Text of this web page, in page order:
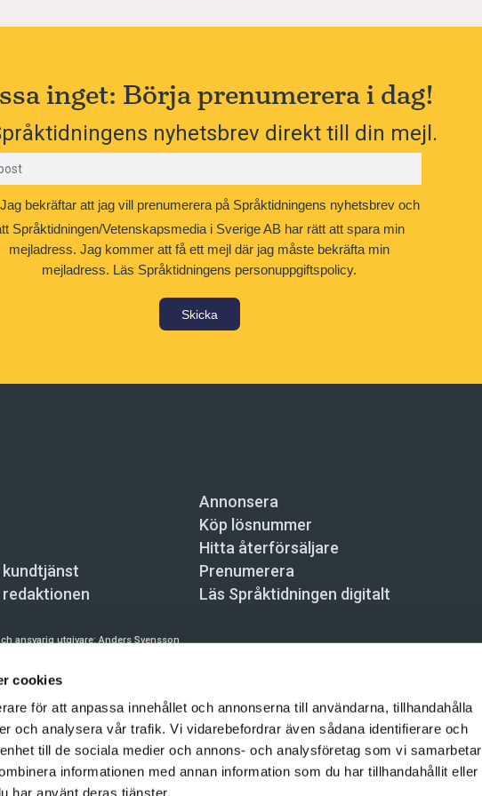
cookies
för att anpassa innehållet och annonserna till användarna, tillhandahålla
och analysera vår trafik. Vi vidarebefordrar även sådana identifierare och
till de sociala medier och annons- och analysföretag som vi samarbetar
informationen med annan information som du har tillhandahållit eller
har använt deras tjänster.
inget: Börja prenumerera i dag!
nyhetsbrev direkt till din mejl.
Jag bekräftar att jag vill prenumerera på Språktidningens nyhetsbrev och
Språktidningen/Vetenskapsmedia i Sverige AB har rätt att spara min
mejladress. Jag kommer att få ett mejl där jag måste bekräfta min
mejladress. Läs Språktidningens personuppgiftspolicy.
Skicka
Annonsera
Köp lösnummer
Hitta återförsäljare
Prenumerera
Läs Språktidningen digitalt
ansvarig utgivare:Anders Svensson
prenumeration: 08-121 062 34 (vardagar 8–17), kundtjanst@spraktidningen.se
automatiska tjänster och maskinläsbara metoder (robotar, spiders, indexering och liknande) är inte
på denna webbplats är upphovsrättsligt skyddat.
och Vetenskapsmedia i Sverige AB 2026